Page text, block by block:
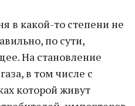
в какой-то степени не
по сути,
На становление
в том числе с
которой живут